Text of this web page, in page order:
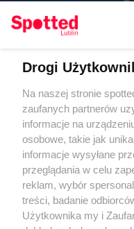
KATEGORIE
OGŁOSZENIA
Regulamin
Polityka
RODO
Warunki
Drogi
Na naszej stronie
zaufanych partnerów
informacje na
osobowe, takie jak
informacje wysyłane
przeglądania w celu
reklam, wybór
treści, badanie
Użytkownika my i